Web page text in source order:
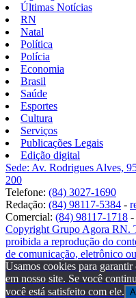
Últimas Notícias
RN
Natal
Política
Polícia
Economia
Brasil
Saúde
Esportes
Cultura
Serviços
Publicações Legais
Edição digital
Sede: Av. Rodrigues Alves,
200
Telefone: (84) 3027-1690
Redação: (84) 98117-5384 -
Comercial: (84) 98117-1718 -
Copyright Grupo Agora RN.
proibida a reprodução do
de comunicação, eletrônico
Usamos cookies para
em nosso site. Se você
você está satisfeito com ele.